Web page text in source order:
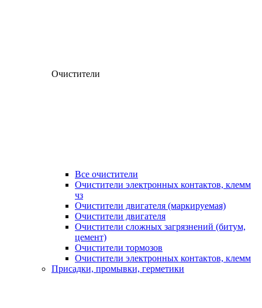
Очистители
Все очистители
Очистители электронных контактов, клемм
чз
Очистители двигателя (маркируемая)
Очистители двигателя
Очистители сложных загрязнений (битум,
цемент)
Очистители тормозов
Очистители электронных контактов, клемм
Присадки, промывки, герметики